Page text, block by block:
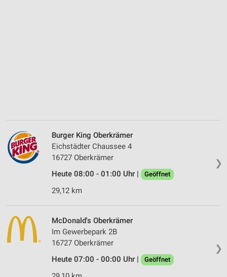
❯
Burger King Oberkrämer
Eichstädter Chaussee 4
16727 Oberkrämer
Heute 08:00 - 01:00 Uhr |
Geöffnet
29,12 km
❯
McDonald's Oberkrämer
Im Gewerbepark 2B
16727 Oberkrämer
Heute 07:00 - 00:00 Uhr |
Geöffnet